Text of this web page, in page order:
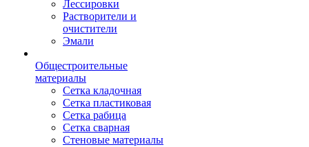
Лессировки
Растворители и
очистители
Эмали
Общестроительные
материалы
Сетка кладочная
Сетка пластиковая
Сетка рабица
Сетка сварная
Стеновые материалы